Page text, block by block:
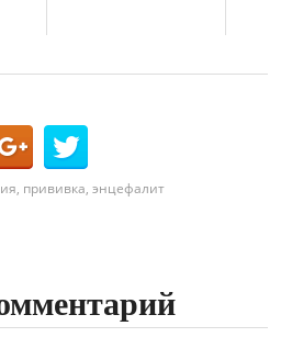
, прививка,энцефалит